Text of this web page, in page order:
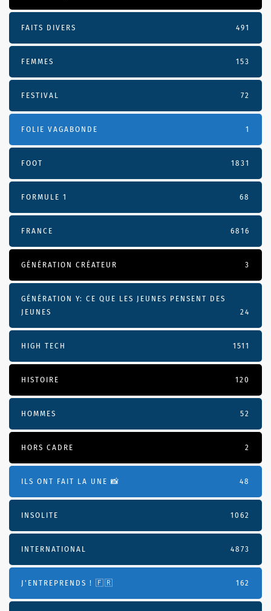
FAITS DIVERS 491
FEMMES 153
FESTIVAL 72
FOLIE VAGABONDE 1
FOOT 1831
FORMULE 1 68
FRANCE 6816
GÉNÉRATION CRÉATEUR 3
GÉNÉRATION Y: CE QUE LES JEUNES PENSENT DES
JEUNES
24
HIGH TECH 1511
HISTOIRE 120
HOMMES 52
HORS CADRE 2
ILS ONT FAIT LA UNE 📸 48
INSOLITE 1062
INTERNATIONAL 4873
J'ENTREPRENDS ! 🇫🇷 162